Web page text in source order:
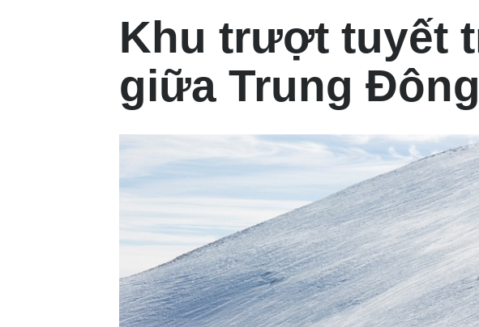
Khu trượt tuyết
giữa Trung Đông